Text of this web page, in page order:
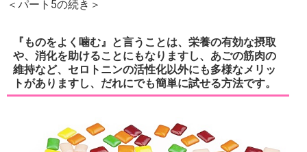
＜パート5の続き＞
『ものをよく噛む』と言うことは、栄養の有効な摂取
や、消化を助けることにもなりますし、あごの筋肉の
維持など、セロトニンの活性化以外にも多様なメリッ
トがありますし、だれにでも簡単に試せる方法です。